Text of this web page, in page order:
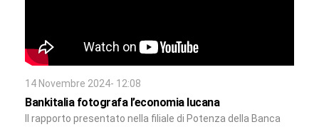
14 Novembre 2024- 12:08
Bankitalia fotografa l’economia lucana
Il rapporto presentato nella filiale di Potenza della Banca